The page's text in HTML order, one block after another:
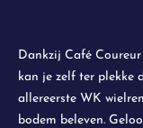
Dankzij Café
kan je zelf ter plekke
allereerste WK
bodem beleven.